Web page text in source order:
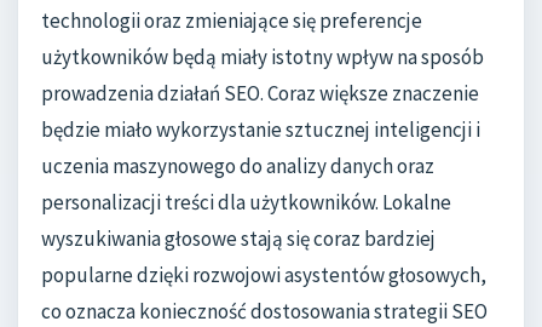
technologii oraz zmieniające się preferencje
użytkowników będą miały istotny wpływ na sposób
prowadzenia działań SEO. Coraz większe znaczenie
będzie miało wykorzystanie sztucznej inteligencji i
uczenia maszynowego do analizy danych oraz
personalizacji treści dla użytkowników. Lokalne
wyszukiwania głosowe stają się coraz bardziej
popularne dzięki rozwojowi asystentów głosowych,
co oznacza konieczność dostosowania strategii SEO